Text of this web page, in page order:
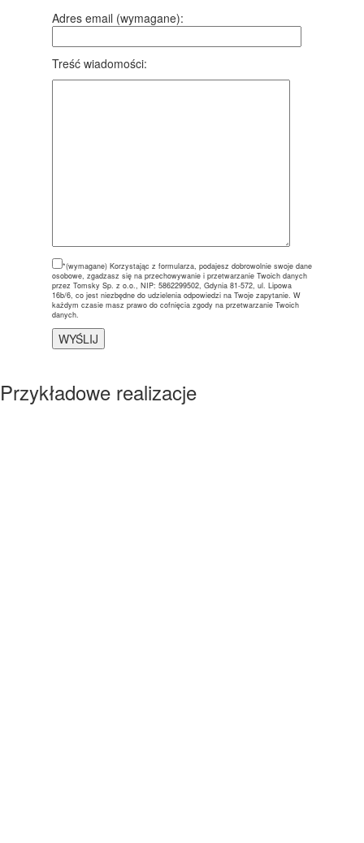
Adres email (wymagane):
Treść wiadomości:
*(wymagane) Korzystając z formularza, podajesz dobrowolnie swoje dane
osobowe, zgadzasz się na przechowywanie i przetwarzanie Twoich danych
przez Tomsky Sp. z o.o., NIP: 5862299502, Gdynia 81-572, ul. Lipowa
16b/6, co jest niezbędne do udzielenia odpowiedzi na Twoje zapytanie. W
każdym czasie masz prawo do cofnięcia zgody na przetwarzanie Twoich
danych.
Przykładowe realizacje